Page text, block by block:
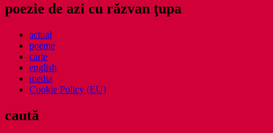
poezie de azi cu răzvan ţupa
actual
poeme
carte
english
media
Cookie Policy (EU)
caută